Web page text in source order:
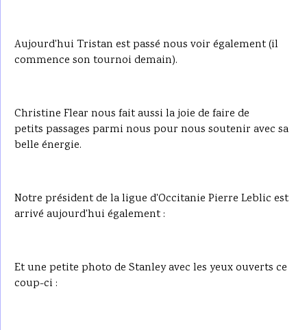
Aujourd'hui Tristan est passé nous voir également (il
commence son tournoi demain).
Christine Flear nous fait aussi la joie de faire de
petits passages parmi nous pour nous soutenir avec sa
belle énergie.
Notre président de la ligue d'Occitanie Pierre Leblic est
arrivé aujourd'hui également :
Et une petite photo de Stanley avec les yeux ouverts ce
coup-ci :